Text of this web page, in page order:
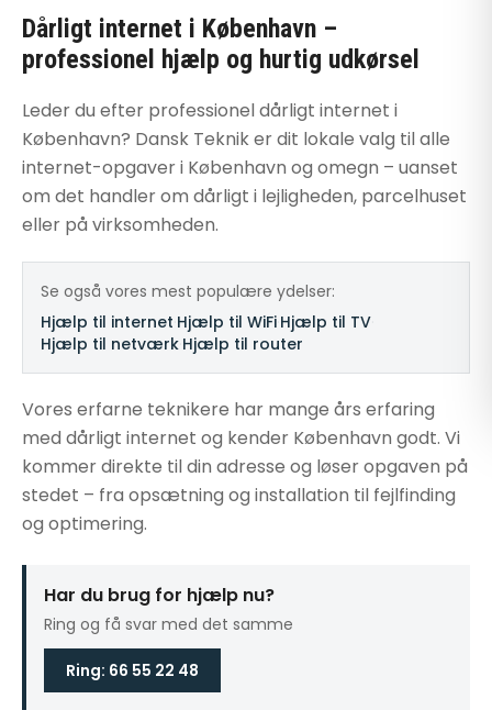
Dårligt internet i København –
professionel hjælp og hurtig udkørsel
Leder du efter professionel dårligt internet i
København? Dansk Teknik er dit lokale valg til alle
internet-opgaver i København og omegn – uanset
om det handler om dårligt i lejligheden, parcelhuset
eller på virksomheden.
Se også vores mest populære ydelser:
Hjælp til internet Hjælp til WiFi Hjælp til TV
Hjælp til netværk Hjælp til router
Vores erfarne teknikere har mange års erfaring
med dårligt internet og kender København godt. Vi
kommer direkte til din adresse og løser opgaven på
stedet – fra opsætning og installation til fejlfinding
og optimering.
Har du brug for hjælp nu?
Ring og få svar med det samme
Ring: 66 55 22 48